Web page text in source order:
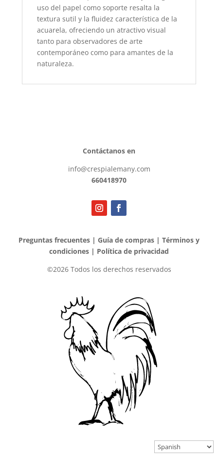
uso del papel como soporte resalta la
textura sutil y la fluidez característica de la
acuarela, ofreciendo un atractivo visual
tanto para observadores de arte
contemporáneo como para amantes de la
naturaleza.
Contáctanos en
info@crespialemany.com
660418970
Preguntas frecuentes | Guía de compras | Términos y
condiciones | Política de privacidad
©2026 Todos los derechos reservados